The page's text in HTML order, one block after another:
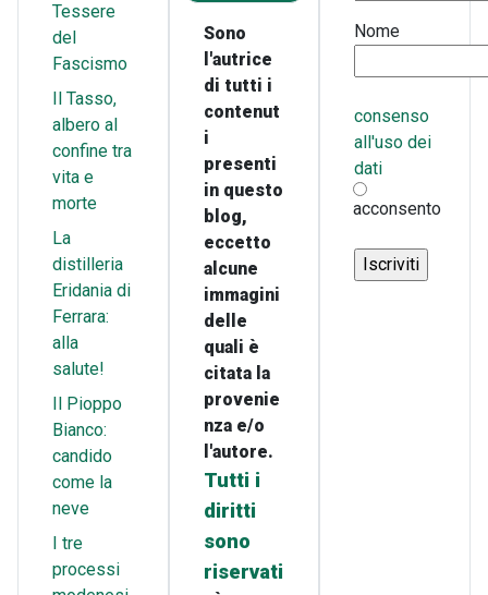
Tessere
del
Fascismo
Il Tasso,
albero al
confine tra
vita e
morte
La
distilleria
Eridania di
Ferrara:
alla
salute!
Il Pioppo
Bianco:
candido
come la
neve
I tre
processi
Sono
l'autrice
di tutti i
contenut
i
presenti
in questo
blog,
eccetto
alcune
immagini
delle
quali è
citata la
provenie
nza e/o
l'autore.
Tutti i
diritti
sono
riservati
Nome
consenso
all'uso dei
dati
acconsento